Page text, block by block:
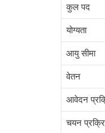
कुल पद
योग्यता
आयु सीमा
वेतन
आवेदन
चयन